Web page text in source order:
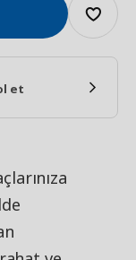
et